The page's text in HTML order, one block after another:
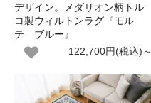
デザイン。メダリオン柄トル
コ製ウィルトンラグ『モル
テ ブルー』
122,700円(税込)～